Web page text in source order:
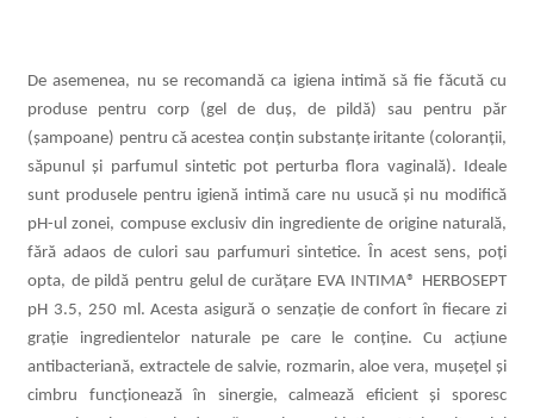
De asemenea, nu se recomandă ca igiena intimă să fie făcută cu
produse pentru corp (gel de duș, de pildă) sau pentru păr
(șampoane) pentru că acestea conțin substanțe iritante (coloranții,
săpunul și parfumul sintetic pot perturba flora vaginală). Ideale
sunt produsele pentru igienă intimă care nu usucă și nu modifică
pH-ul zonei, compuse exclusiv din ingrediente de origine naturală,
fără adaos de culori sau parfumuri sintetice.
În acest sens, poți
opta, de pildă pentru gelul de curățare EVA INTIMA® HERBOSEPT
pH 3.5, 250 ml. Acesta asigură o senzație de confort în fiecare zi
grație ingredientelor naturale pe care le conține. Cu acțiune
antibacteriană, extractele de salvie, rozmarin, aloe vera, mușețel și
cimbru funcționează în sinergie, calmează eficient și sporesc